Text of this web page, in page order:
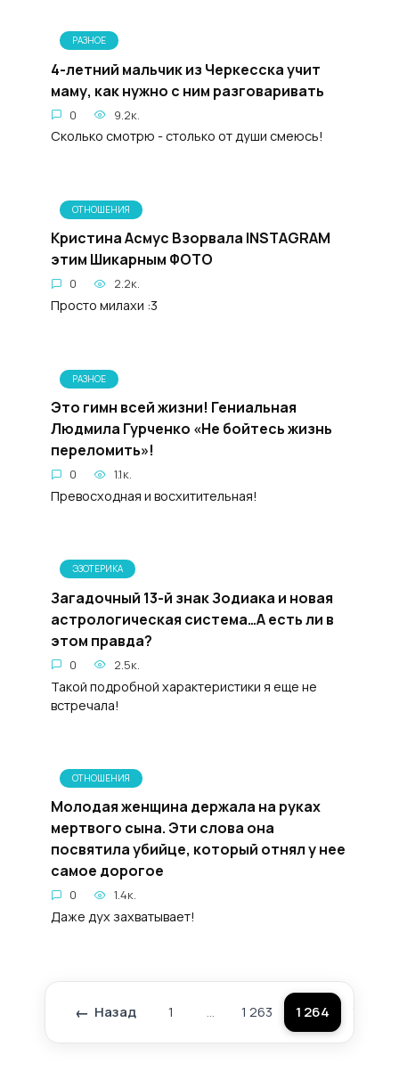
РАЗНОЕ
4-летний мальчик из Черкесска учит
маму, как нужно с ним разговаривать
0 9.2к.
Сколько смотрю - столько от души смеюсь!
ОТНОШЕНИЯ
Кристина Асмус Взорвала INSTAGRAM
этим Шикарным ФОТО
0 2.2к.
Просто милахи :3
РАЗНОЕ
Это гимн всей жизни! Гениальная
Людмила Гурченко «Не бойтесь жизнь
переломить»!
0 1.1к.
Превосходная и восхитительная!
ЭЗОТЕРИКА
Загадочный 13-й знак Зодиака и новая
астрологическая система…А есть ли в
этом правда?
0 2.5к.
Такой подробной характеристики я еще не
встречала!
ОТНОШЕНИЯ
Молодая женщина держала на руках
мертвого сына. Эти слова она
посвятила убийце, который отнял у нее
самое дорогое
0 1.4к.
Даже дух захватывает!
Пагинация
записей
Назад 1 … 1 263 1 264 1 265